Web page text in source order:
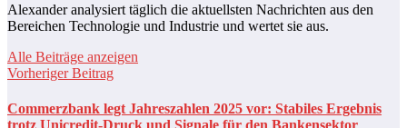
Alexander analysiert täglich die aktuellsten Nachrichten aus den
Bereichen Technologie und Industrie und wertet sie aus.
Alle Beiträge anzeigen
Vorheriger Beitrag
Commerzbank legt Jahreszahlen 2025 vor: Stabiles Ergebnis
trotz Unicredit-Druck und Signale für den Bankensektor